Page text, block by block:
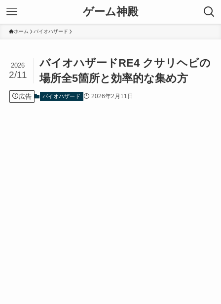
ゲーム神殿
ホーム バイオハザード
バイオハザードRE4 クサリヘビの
場所全5箇所と効率的な集め方
2026
2/11
広告 バイオハザード 2026年2月11日